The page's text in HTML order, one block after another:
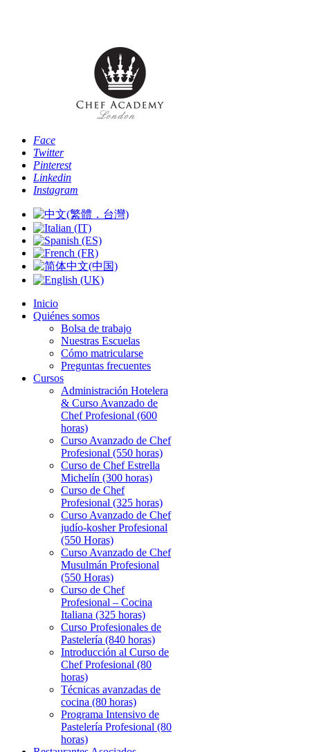
Face
Twitter
Pinterest
Linkedin
Instagram
Inicio
Quiénes somos
Bolsa de trabajo
Nuestras Escuelas
Cómo matricularse
Preguntas frecuentes
Cursos
Administración Hotelera
& Curso Avanzado de
Chef Profesional (600
horas)
Curso Avanzado de Chef
Profesional (550 horas)
Curso de Chef Estrella
Michelín (300 horas)
Curso de Chef
Profesional (325 horas)
Curso Avanzado de Chef
judío-kosher Profesional
(550 Horas)
Curso Avanzado de Chef
Musulmán Profesional
(550 Horas)
Curso de Chef
Profesional – Cocina
Italiana (325 horas)
Curso Profesionales de
Pastelería (840 horas)
Introducción al Curso de
Chef Profesional (80
horas)
Técnicas avanzadas de
cocina (80 horas)
Programa Intensivo de
Pastelería Profesional (80
horas)